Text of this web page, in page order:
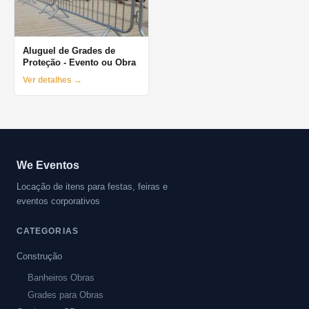
Aluguel de Grades de
Proteção - Evento ou Obra
Ver detalhes →
We Eventos
Locação de itens para festas, feiras e
eventos corporativos
CATEGORIAS
Construção
Banheiros Obras
Grades para Obras